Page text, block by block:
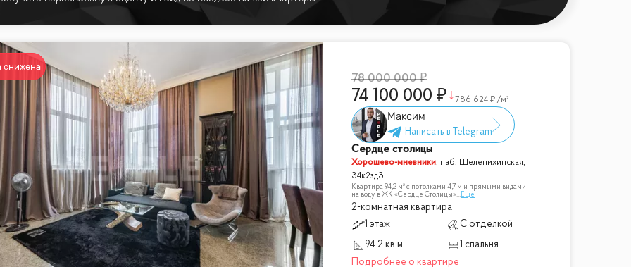
снижена
78 000 000
74 100 000 786 624 /м²
Максим
Сердце столицы
Хорошево-мневники, наб. Шелепихинская,
34к2зд3
Квартира 94,2 м² с потолками 4,7 м и прямыми видами
на воду в ЖК «Сердце Столицы»...Ещё
2-комнатная квартира
1 этаж
С отделкой
94.2 кв.м
1 спальня